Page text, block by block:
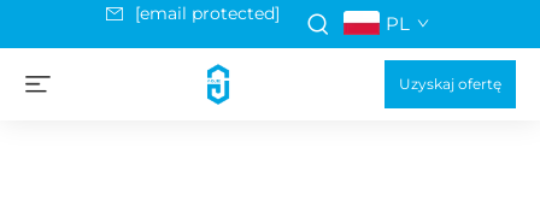
[email protected] PL
Uzyskaj ofertę